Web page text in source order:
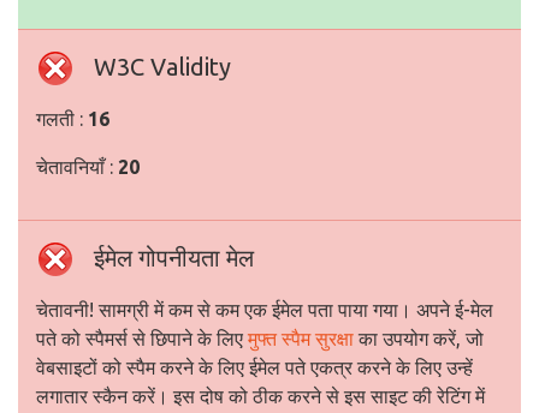
W3C Validity
गलती : 16
चेतावनियाँ : 20
ईमेल गोपनीयता मेल
चेतावनी! सामग्री में कम से कम एक ईमेल पता पाया गया। अपने ई-मेल
पते को स्पैमर्स से छिपाने के लिए मुफ्त स्पैम सुरक्षाका उपयोग करें, जो
वेबसाइटों को स्पैम करने के लिए ईमेल पते एकत्र करने के लिए उन्हें
लगातार स्कैन करें। इस दोष को ठीक करने से इस साइट की रेटिंग में